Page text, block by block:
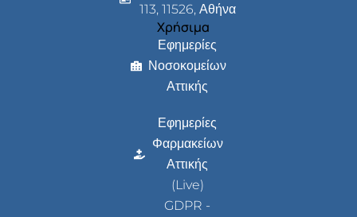
113, 11526, Αθήνα
Χρήσιμα
Εφημερίες
Νοσοκομείων
Αττικής
Εφημερίες
Φαρμακείων
Αττικής
(Live)
GDPR -